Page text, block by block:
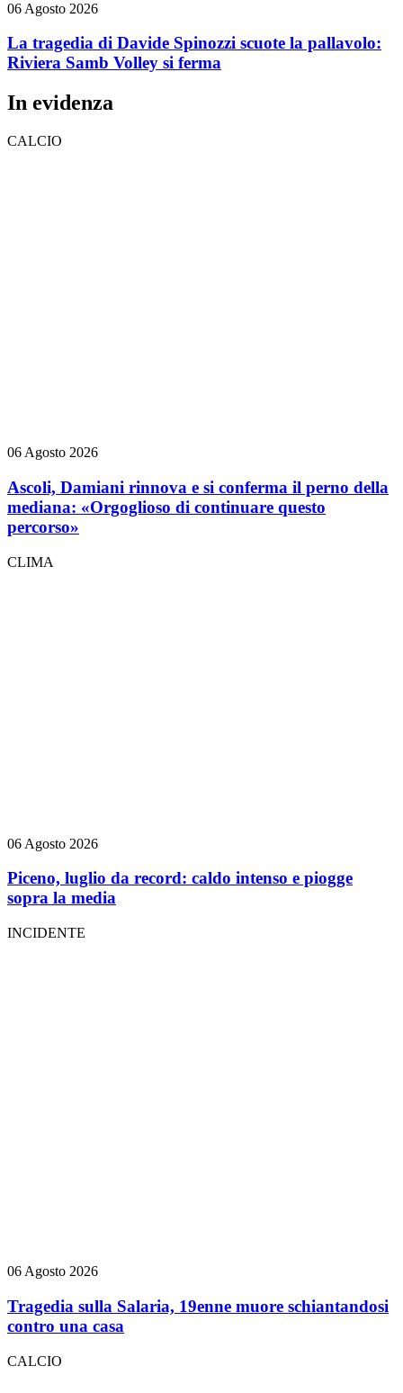
06 Agosto 2026
La tragedia di Davide Spinozzi scuote la pallavolo:
Riviera Samb Volley si ferma
In evidenza
CALCIO
06 Agosto 2026
Ascoli, Damiani rinnova e si conferma il perno della
mediana: «Orgoglioso di continuare questo
percorso»
CLIMA
06 Agosto 2026
Piceno, luglio da record: caldo intenso e piogge
sopra la media
INCIDENTE
06 Agosto 2026
Tragedia sulla Salaria, 19enne muore schiantandosi
contro una casa
CALCIO